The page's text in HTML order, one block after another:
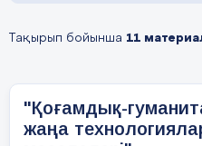
Тақырып бойынша 11
"Қоғамдық-
жаңа